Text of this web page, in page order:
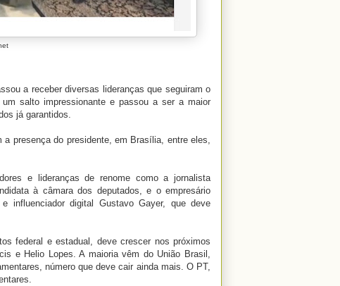
a receber diversas lideranças que seguiram o
salto impressionante e passou a ser a maior
já garantidos.
presença do presidente, em Brasília, entre eles,
e lideranças de renome como a jornalista
à câmara dos deputados, e o empresário
influenciador digital Gustavo Gayer, que deve
federal e estadual, deve crescer nos próximos
e Helio Lopes. A maioria vêm do União Brasil,
número que deve cair ainda mais. O PT,